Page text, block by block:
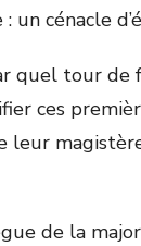
cénacle
quel tour
ces
leur
de la